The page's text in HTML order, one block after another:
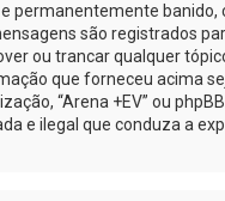
permanentemente
são registrados
ou trancar qualquer
que forneceu acima
“Arena +EV” ou
e ilegal que conduza a